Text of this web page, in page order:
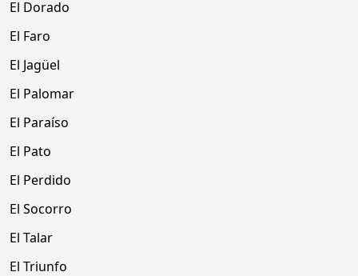
El Dorado
El Faro
El Jagüel
El Palomar
El Paraíso
El Pato
El Perdido
El Socorro
El Talar
El Triunfo